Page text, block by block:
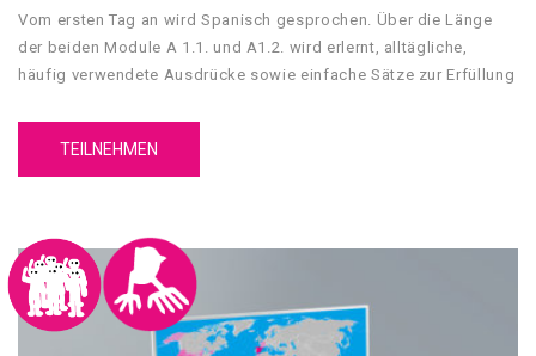
Vom ersten Tag an wird Spanisch gesprochen. Über die Länge
der beiden Module A 1.1. und A1.2. wird erlernt, alltägliche,
häufig verwendete Ausdrücke sowie einfache Sätze zur Erfüllung
TEILNEHMEN